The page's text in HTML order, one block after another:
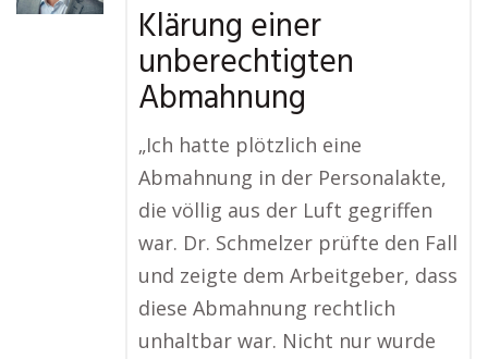
Klärung einer
unberechtigten
Abmahnung
„Ich hatte plötzlich eine
Abmahnung in der Personalakte,
die völlig aus der Luft gegriffen
war. Dr. Schmelzer prüfte den Fall
und zeigte dem Arbeitgeber, dass
diese Abmahnung rechtlich
unhaltbar war. Nicht nur wurde